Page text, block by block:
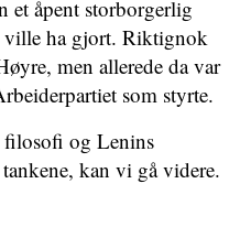
et åpent storborgerlig
ha gjort. Riktignok
men allerede da var
som styrte.
og Lenins
kan vi gå videre.